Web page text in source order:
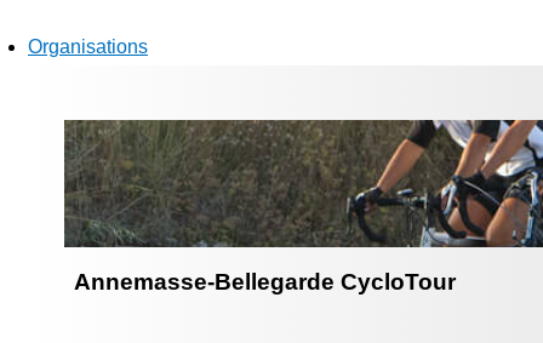
Organisations
Annemasse-Bellegarde CycloTour